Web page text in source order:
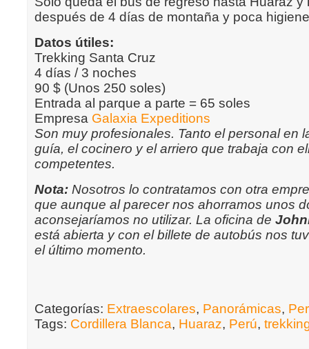
después de 4 días de montaña y poca
Datos útiles:
Trekking Santa Cruz
4 días / 3 noches
90 $ (Unos 250 soles)
Entrada al parque a parte = 65 soles
Empresa Galaxia Expeditions
Son muy profesionales. Tanto el personal en
guía, el cocinero y el arriero que trabaja con
competentes.
Nota: Nosotros lo contratamos con otra
que aunque al parecer nos ahorramos unos
aconsejaríamos no utilizar. La oficina de
está abierta y con el billete de autobús nos
el último momento.
Categorías: Extraescolares, Panorámicas,
Tags: Cordillera Blanca, Huaraz, Perú,